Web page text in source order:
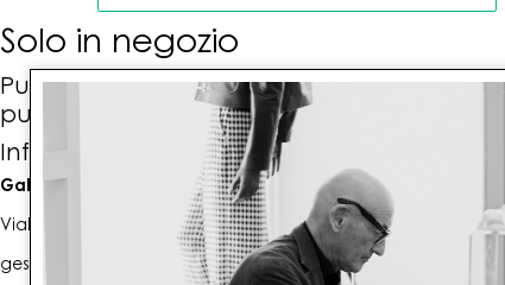
Solo in negozio
Puoi trovare questo articolo solo presso i
punti vendita:
Info contatti
Gaballo Mario srl
Viale G. Matteotti n. 23 00053 Civitavecchia (RM)